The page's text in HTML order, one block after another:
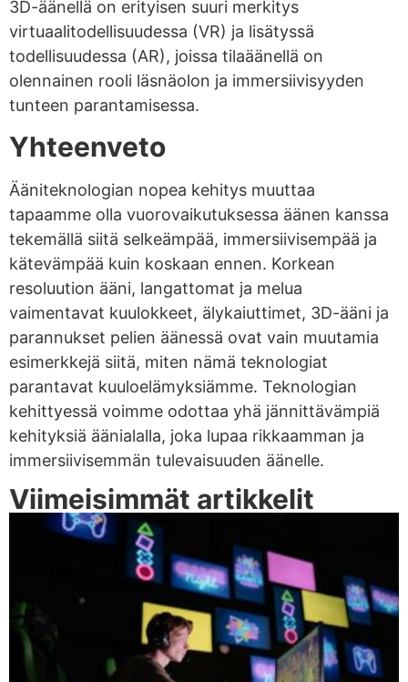
3D-äänellä on erityisen suuri merkitys
virtuaalitodellisuudessa (VR) ja lisätyssä
todellisuudessa (AR), joissa tilaäänellä on
olennainen rooli läsnäolon ja immersiivisyyden
tunteen parantamisessa.
Yhteenveto
Ääniteknologian nopea kehitys muuttaa
tapaamme olla vuorovaikutuksessa äänen kanssa
tekemällä siitä selkeämpää, immersiivisempää ja
kätevämpää kuin koskaan ennen. Korkean
resoluution ääni, langattomat ja melua
vaimentavat kuulokkeet, älykaiuttimet, 3D-ääni ja
parannukset pelien äänessä ovat vain muutamia
esimerkkejä siitä, miten nämä teknologiat
parantavat kuuloelämyksiämme. Teknologian
kehittyessä voimme odottaa yhä jännittävämpiä
kehityksiä äänialalla, joka lupaa rikkaamman ja
immersiivisemmän tulevaisuuden äänelle.
Viimeisimmät artikkelit